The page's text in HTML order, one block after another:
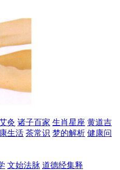
灸 诸子百家 生肖星座 黄道吉
生活 茶常识 梦的解析 健康问
文始法脉 道德经集释